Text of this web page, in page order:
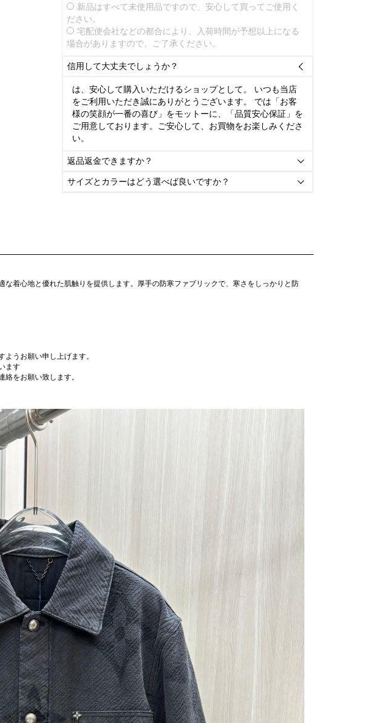
新品はすべて未使用品ですので、安心して買ってご使用く
ださい。
宅配便会社などの都合により、入荷時間が予想以上になる
場合がありますので、ご了承ください。
信用して大丈夫でしょうか？ 
は、安心して購入いただけるショップとして。 いつも当店
をご利用いただき誠にありがとうございます。 では「お客
様の笑顔が一番の喜び」をモットーに、「品質安心保証」を
ご用意しております。ご安心して、お買物をお楽しみくださ
い。
返品返金できますか？ 
サイズとカラーはどう選べば良いですか？ 
着心地と優れた肌触りを提供します。厚手の防寒ファブリックで、寒さをしっかりと防
うお願い申し上げます。
ます
をお願い致します。